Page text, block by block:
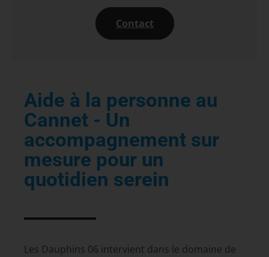
Contact
Aide à la personne au
Cannet - Un
accompagnement sur
mesure pour un
quotidien serein
Les Dauphins 06 intervient dans le domaine de